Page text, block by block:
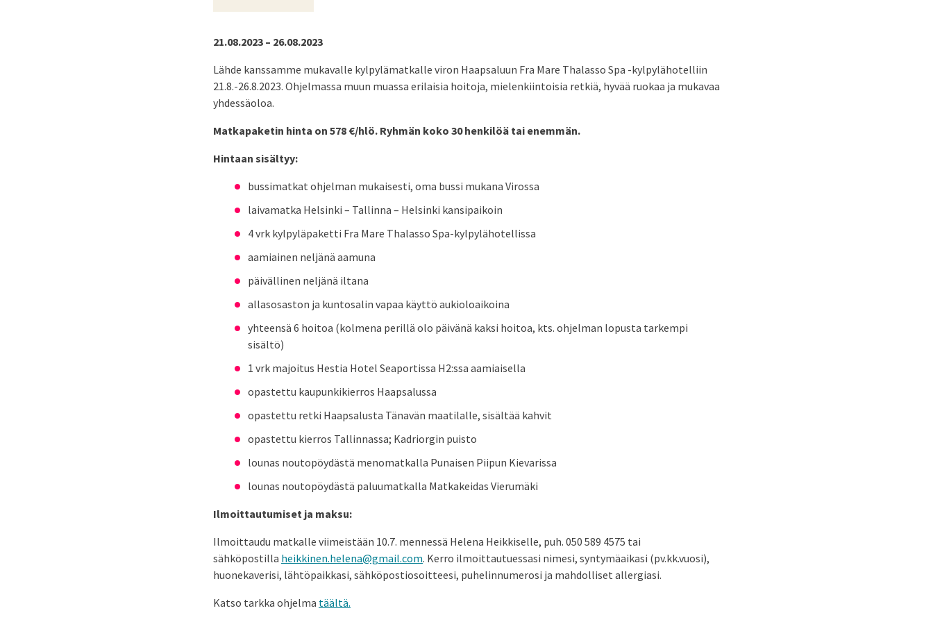
21.08.2023 – 26.08.2023
Lähde kanssamme mukavalle kylpylämatkalle viron Haapsaluun Fra Mare Thalasso Spa -kylpylähotelliin
21.8.-26.8.2023. Ohjelmassa muun muassa erilaisia hoitoja, mielenkiintoisia retkiä, hyvää ruokaa ja mukavaa
yhdessäoloa.
Matkapaketin hinta on 578 €/hlö. Ryhmän koko 30 henkilöä tai enemmän.
Hintaan sisältyy:
bussimatkat ohjelman mukaisesti, oma bussi mukana Virossa
laivamatka Helsinki – Tallinna – Helsinki kansipaikoin
4 vrk kylpyläpaketti Fra Mare Thalasso Spa-kylpylähotellissa
aamiainen neljänä aamuna
päivällinen neljänä iltana
allasosaston ja kuntosalin vapaa käyttö aukioloaikoina
yhteensä 6 hoitoa (kolmena perillä olo päivänä kaksi hoitoa, kts. ohjelman lopusta tarkempi
sisältö)
1 vrk majoitus Hestia Hotel Seaportissa H2:ssa aamiaisella
opastettu kaupunkikierros Haapsalussa
opastettu retki Haapsalusta Tänavän maatilalle, sisältää kahvit
opastettu kierros Tallinnassa; Kadriorgin puisto
lounas noutopöydästä menomatkalla Punaisen Piipun Kievarissa
lounas noutopöydästä paluumatkalla Matkakeidas Vierumäki
Ilmoittautumiset ja maksu:
Ilmoittaudu matkalle viimeistään 10.7. mennessä Helena Heikkiselle, puh. 050 589 4575 tai
sähköpostilla heikkinen.helena@gmail.com. Kerro ilmoittautuessasi nimesi, syntymäaikasi (pv.kk.vuosi),
huonekaverisi, lähtöpaikkasi, sähköpostiosoitteesi, puhelinnumerosi ja mahdolliset allergiasi.
Katso tarkka ohjelma täältä.